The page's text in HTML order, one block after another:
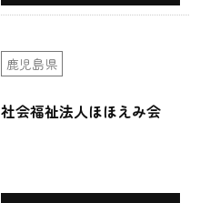
鹿児島県
社会福祉法人ほほえみ会